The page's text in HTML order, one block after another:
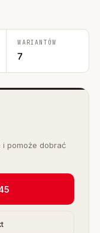
WARIANTÓW
7
pomoże dobrać